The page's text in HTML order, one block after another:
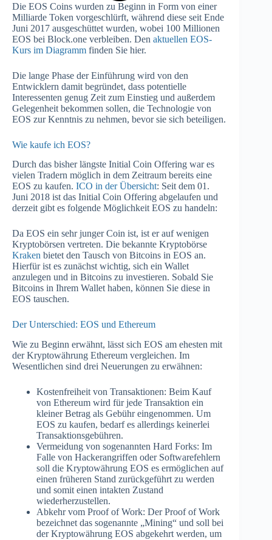
Die EOS Coins wurden zu Beginn in Form von einer
Milliarde Token vorgeschlürft, während diese seit Ende
Juni 2017 ausgeschüttet wurden, wobei 100 Millionen
EOS bei Block.one verbleiben. Den aktuellen EOS-
Kurs im Diagramm finden Sie hier.
Die lange Phase der Einführung wird von den
Entwicklern damit begründet, dass potentielle
Interessenten genug Zeit zum Einstieg und außerdem
Gelegenheit bekommen sollen, die Technologie von
EOS zur Kenntnis zu nehmen, bevor sie sich beteiligen.
Wie kaufe ich EOS?
Durch das bisher längste Initial Coin Offering war es
vielen Tradern möglich in dem Zeitraum bereits eine
EOS zu kaufen. ICO in der Übersicht: Seit dem 01.
Juni 2018 ist das Initial Coin Offering abgelaufen und
derzeit gibt es folgende Möglichkeit EOS zu handeln:
Da EOS ein sehr junger Coin ist, ist er auf wenigen
Kryptobörsen vertreten. Die bekannte Kryptobörse
Kraken bietet den Tausch von Bitcoins in EOS an.
Hierfür ist es zunächst wichtig, sich ein Wallet
anzulegen und in Bitcoins zu investieren. Sobald Sie
Bitcoins in Ihrem Wallet haben, können Sie diese in
EOS tauschen.
Der Unterschied: EOS und Ethereum
Wie zu Beginn erwähnt, lässt sich EOS am ehesten mit
der Kryptowährung Ethereum vergleichen. Im
Wesentlichen sind drei Neuerungen zu erwähnen:
Kostenfreiheit von Transaktionen: Beim Kauf
von Ethereum wird für jede Transaktion ein
kleiner Betrag als Gebühr eingenommen. Um
EOS zu kaufen, bedarf es allerdings keinerlei
Transaktionsgebühren.
Vermeidung von sogenannten Hard Forks: Im
Falle von Hackerangriffen oder Softwarefehlern
soll die Kryptowährung EOS es ermöglichen auf
einen früheren Stand zurückgeführt zu werden
und somit einen intakten Zustand
wiederherzustellen.
Abkehr vom Proof of Work: Der Proof of Work
bezeichnet das sogenannte „Mining“ und soll bei
der Kryptowährung EOS abgekehrt werden, um